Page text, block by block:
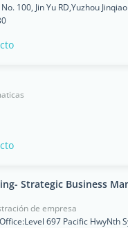
Strategic Business
de empresa
697 Pacific HwyNth